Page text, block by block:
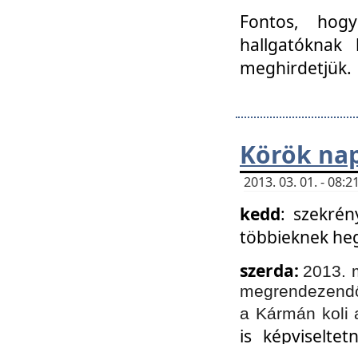
Fontos,
meghirdetjük.
Körök
2013. 03. 01. -
kedd:
többieknek
szerda: 2013.
a Kármán koli
is